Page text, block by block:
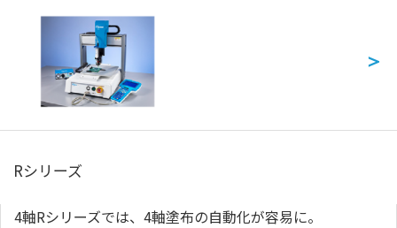
＞
Rシリーズ
4軸Rシリーズでは、4軸塗布の自動化が容易に。